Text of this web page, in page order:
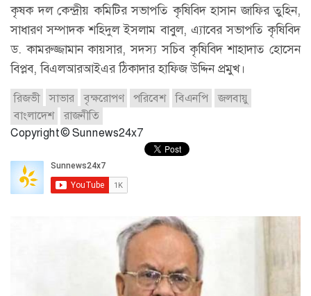
কৃষক দল কেন্দ্রীয় কমিটির সভাপতি কৃষিবিদ হাসান জাফির তুহিন,
সাধারণ সম্পাদক শহিদুল ইসলাম বাবুল, এ্যাবের সভাপতি কৃষিবিদ
ড. কামরুজ্জামান কায়সার, সদস্য সচিব কৃষিবিদ শাহাদাত হোসেন
বিপ্লব, বিএলআরআইএর ঠিকাদার হাফিজ উদ্দিন প্রমুখ।
রিজভী সাভার বৃক্ষরোপণ পরিবেশ বিএনপি
জলবায়ু
বাংলাদেশ
রাজনীতি
Copyright © Sunnews24x7